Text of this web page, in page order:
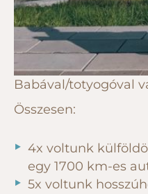
Babával/totyogóval
Összesen:
4x voltunk
egy 1700 km-es
5x voltunk